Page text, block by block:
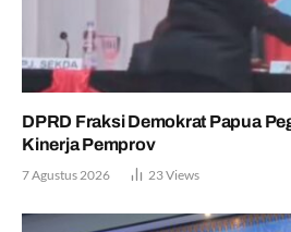
DPRD Fraksi Demokrat Papua
Kinerja Pemprov
7 Agustus 2026 23Views